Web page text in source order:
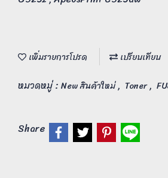
เพิ่มรายการโปรด เปรียบเทียบ
หมวดหมู่ : New สินค้าใหม่, Toner,
Share